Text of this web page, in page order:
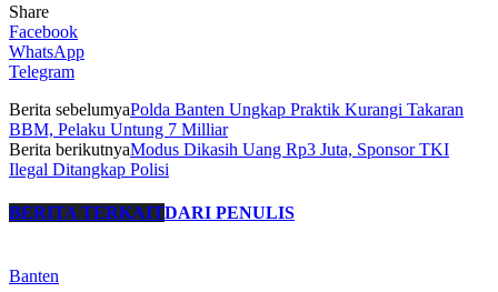
Share
Facebook
WhatsApp
Telegram
Berita sebelumyaPolda Banten Ungkap Praktik Kurangi Takaran
BBM, Pelaku Untung 7 Milliar
Berita berikutnyaModus Dikasih Uang Rp3 Juta, Sponsor TKI
Ilegal Ditangkap Polisi
BERITA TERKAITDARI PENULIS
Banten